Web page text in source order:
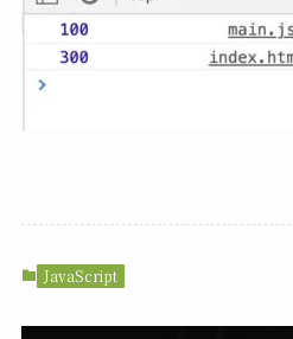
JavaScript